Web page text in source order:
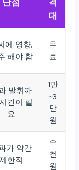
단점
격
대
에 영향,
해야 함
무
료
발휘까
간이 필
요
1만
~3
만
원
가 약간
제한적
수
천
원